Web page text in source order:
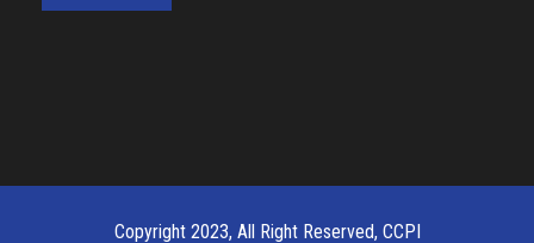
Copyright 2023, All Right Reserved, CCPI